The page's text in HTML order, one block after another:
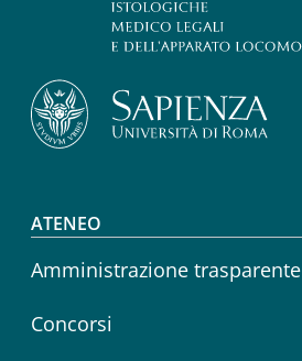
Footer menu
ATENEO
Amministrazione trasparente
Concorsi